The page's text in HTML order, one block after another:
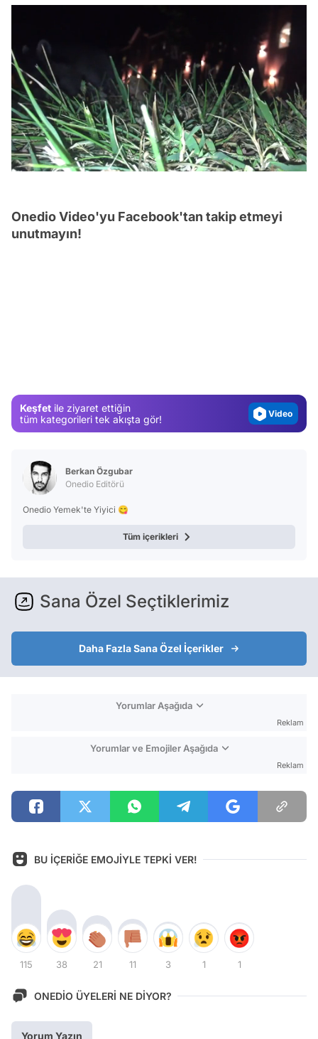
/
Onedio Video'yu Facebook'tan takip etmeyi
unutmayın!
Keşfet ile ziyaret ettiğin
tüm kategorileri tek akışta gör!
Video
Berkan Özgubar
Onedio Editörü
Onedio Yemek'te Yiyici 😋
Tüm içerikleri
Sana Özel Seçtiklerimiz
Daha Fazla Sana Özel İçerikler
Yorumlar Aşağıda
Reklam
Yorumlar ve Emojiler Aşağıda
Reklam
BU İÇERİĞE EMOJİYLE TEPKİ VER!
115 38 21 11 3 1 1
ONEDİO ÜYELERİ NE DİYOR?
Yorum Yazın